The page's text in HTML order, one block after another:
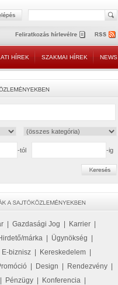
HÍREK SZAKMAI HÍREK NEWS
-tól -ig
Gazdasági Jog Karrier
márka Ügynökség
E-biznisz Kereskedelem
Design Rendezvény
Pénzügy Konferencia